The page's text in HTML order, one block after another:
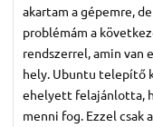
akartam a gépemre,
problémám a
rendszerrel, amin van
hely. Ubuntu telepítő
ehelyett felajánlotta,
menni fog. Ezzel csak